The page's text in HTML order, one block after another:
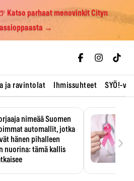
Katso parhaat menovinkit Cityn
→
ja ravintolat Ihmissuhteet SYÖ!-
nimeää Suomen
automallit, jotka
hänen pihalleen
nuorina: tämä kallis
›